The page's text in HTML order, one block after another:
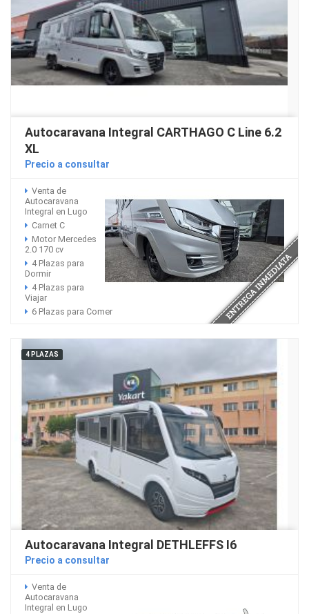
Autocaravana Integral CARTHAGO C Line 6.2
XL
Precio a consultar
Venta de
Autocaravana
Integral en Lugo
Carnet C
Motor Mercedes
2.0 170 cv
4 Plazas para
Dormir
4 Plazas para
Viajar
6 Plazas para Comer
4 PLAZAS
Autocaravana Integral DETHLEFFS I6
Precio a consultar
Venta de
Autocaravana
Integral en Lugo